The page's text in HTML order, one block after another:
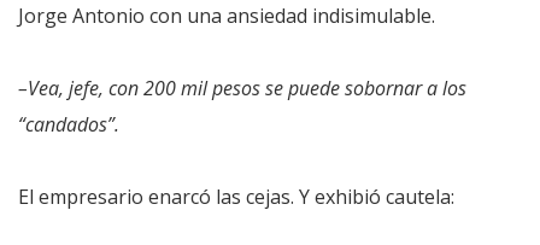
Jorge Antonio con una ansiedad indisimulable.
–Vea, jefe, con 200 mil pesos se puede sobornar a los
“candados”.
El empresario enarcó las cejas. Y exhibió cautela: